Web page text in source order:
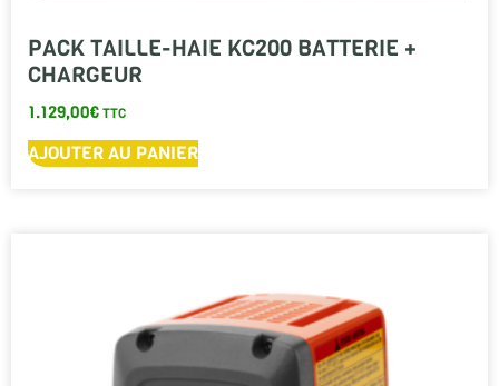
PACK TAILLE-HAIE KC200 BATTERIE +
CHARGEUR
1.129,00€TTC
AJOUTER AU PANIER